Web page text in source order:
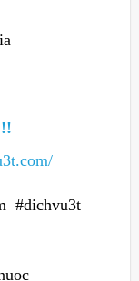
#dichvu3t